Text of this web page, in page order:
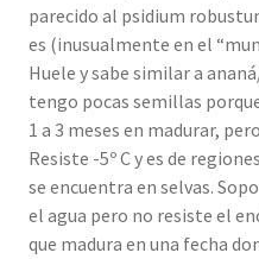
parecido al psidium
es (inusualmente en el
Huele y sabe similar a
tengo pocas semillas
1 a 3 meses en madurar,
Resiste -5º C y es de
se encuentra en selvas.
el agua pero no resiste el
que madura en una fecha